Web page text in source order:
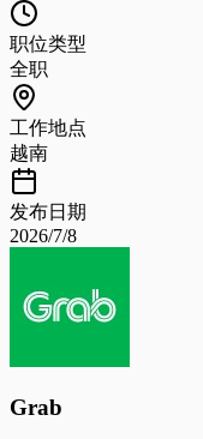
职位类型
全职
工作地点
越南
发布日期
2026/7/8
Grab